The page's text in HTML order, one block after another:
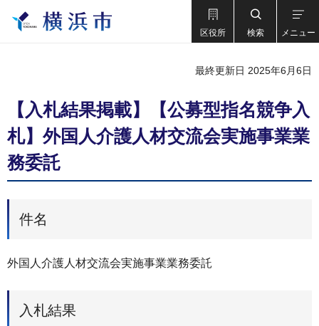
区役所 検索 メニュー
最終更新日 2025年6月6日
【入札結果掲載】【公募型指名競争入
札】外国人介護人材交流会実施事業業
務委託
件名
外国人介護人材交流会実施事業業務委託
入札結果